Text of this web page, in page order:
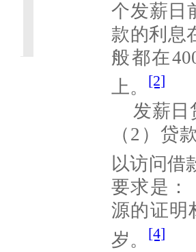
个发薪日
款的利息
般都在
上。
[2]
发薪日
（ 2 ）贷
以访问借
要求是：
源的证明
岁。
[4]